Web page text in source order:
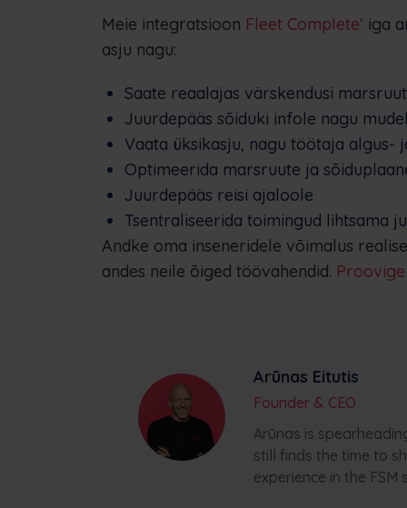
Meie integratsioon Fleet Complete’ iga
asju nagu:
Saate reaalajas värskendusi
Juurdepääs sõiduki infole nagu
Vaata üksikasju, nagu töötaja algus-
Optimeerida marsruute ja
Juurdepääs reisi ajaloole
Tsentraliseerida toimingud lihtsama
Andke oma inseneridele võimalus
andes neile õiged töövahendid.
Arūnas Eitutis
Founder & CEO
Arūnas is
still finds the time to
experience in the